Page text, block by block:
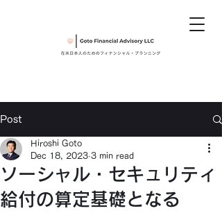
Post
ソーシャル・セキュリティ
給付の算定基礎となる
Hiroshi Goto
Dec 18, 2023 3 min read